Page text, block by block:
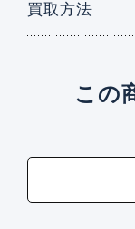
買取方法
この